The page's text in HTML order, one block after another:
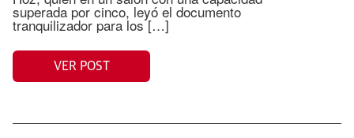
superada por cinco, leyó el documento
tranquilizador para los […]
VER POST